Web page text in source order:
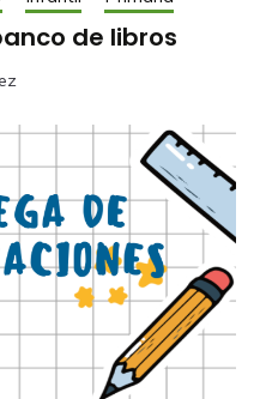
de libros